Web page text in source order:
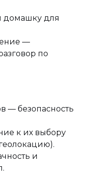
домашку для
—
по
— безопасность
к их выбору
и